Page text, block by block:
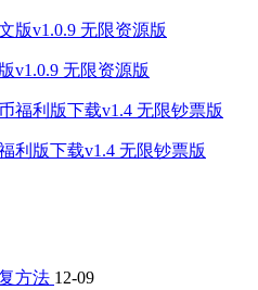
v1.0.9 无限资源版
利版下载v1.4 无限钞票版
方法 12-09